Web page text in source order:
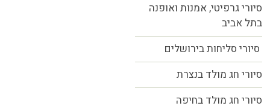
סיורי גרפיטי, אמנות ואופנה
בתל אביב
סיורי סליחות בירושלים
סיורי חג מולד בנצרת
סיורי חג מולד בחיפה